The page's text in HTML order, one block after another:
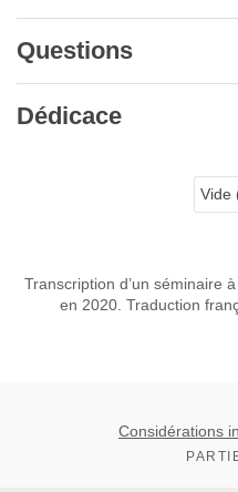
Questions
Dédicace
Vide
Transcription d’un séminaire
en 2020. Traduction
Considérations